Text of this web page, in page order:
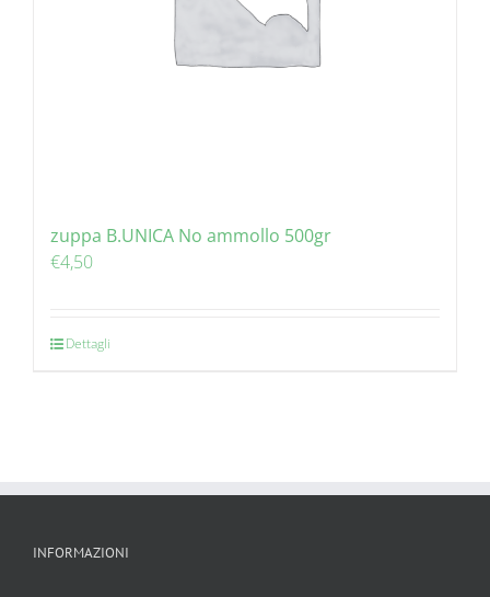
zuppa B.UNICA No ammollo 500gr
€4,50
Dettagli
INFORMAZIONI